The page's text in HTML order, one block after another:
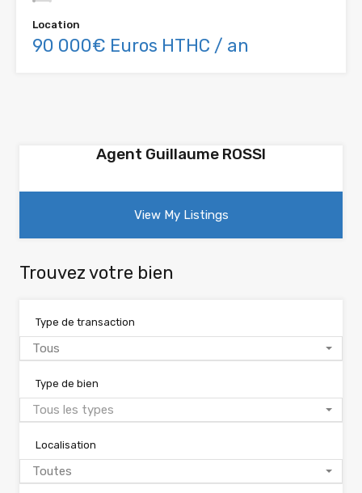
Location
90 000€ Euros HTHC / an
Agent Guillaume ROSSI
View My Listings
Trouvez votre bien
Type de transaction
Tous
Type de bien
Tous les types
Localisation
Toutes